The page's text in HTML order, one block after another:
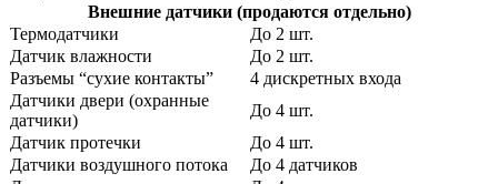
Внешние датчики (продаются отдельно)
Термодатчики
До 2 шт.
Датчик влажности
До 2 шт.
Разъемы “сухие контакты”
4 дискретных входа
Датчики двери (охранные
датчики)
До 4 шт.
Датчик протечки
До 4 шт.
Датчики воздушного потока
До 4 датчиков